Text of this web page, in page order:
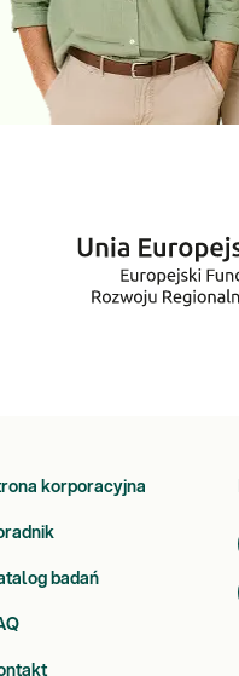
korporacyjna
badań